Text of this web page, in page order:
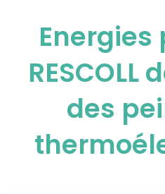
Energies
des